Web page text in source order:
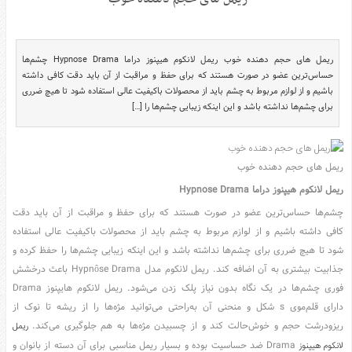
هنر
ورزش
منوی
اصلی
صفحه
اصلی
آشپزی
دکوراسیون
اخبار
پزشکی
تکنولوژی
زناشویی
مدل
لباس
ریمل های حجم دهنده خوب ریمل لانکوم هیپنوز دراما Hypnose Drama چشم‌ها
حساس‌ترین عضو در صورت هستند که برای حفظ و مراقبت از آن باید دقت کافی داشته
باشیم و از لوازم مربوط به چشم باید از محصولات باکیفیت عالی استفاده شود تا هیچ ضرری
برای چشم‌ها نداشته باشد و این اینکه زیبایی چشم‌ها را […]
ریمل های حجم دهنده خوب
ریمل لانکوم هیپنوز دراما Hypnose Drama
چشم‌ها حساس‌ترین عضو در صورت هستند که برای حفظ و مراقبت از آن باید دقت
کافی داشته باشیم و از لوازم مربوط به چشم باید از محصولات باکیفیت عالی استفاده
شود تا هیچ ضرری برای چشم‌ها نداشته باشد و این اینکه زیبایی چشم‌ها را حفظ کرده و
جذابیت بیشتری به آن اضافه کند. ریمل لانکوم مدل Hypnôse Drama باعث درخشش
فوری چشم‌ها در یک نگاه بدون نیاز پلک زدن می‌شود. ریمل لانکوم هایپنوز Drama
دارای قلم‌موی s شکل و منحنی آن به‌راحتی می‌توانید مژه‌ها را از ریشه تا نوک از
ریزودرشت حجم و خوش‌حالت کند و از چسبیدن مژه‌ها به هم جلوگیری می‌کند.ریمل
لانکوم هیپنوز
Drama ضد حساسیت بوده و بسیار ریمل مناسبی برای آن دسته از بانوان و